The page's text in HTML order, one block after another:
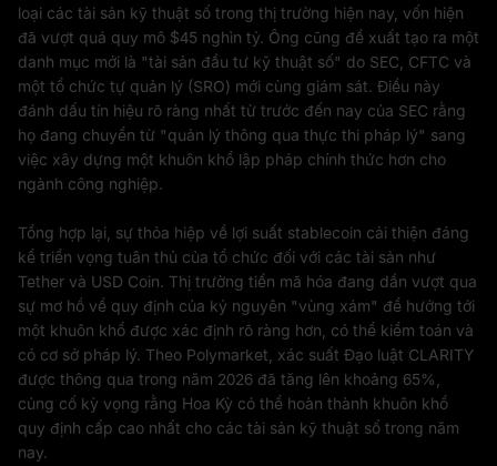
loại các tài sản kỹ thuật số trong thị trường hiện nay, vốn hiện
đã vượt quá quy mô $45 nghìn tỷ. Ông cũng đề xuất tạo ra một
danh mục mới là "tài sản đầu tư kỹ thuật số" do SEC, CFTC và
một tổ chức tự quản lý (SRO) mới cùng giám sát. Điều này
đánh dấu tín hiệu rõ ràng nhất từ trước đến nay của SEC rằng
họ đang chuyển từ "quản lý thông qua thực thi pháp lý" sang
việc xây dựng một khuôn khổ lập pháp chính thức hơn cho
ngành công nghiệp.
Tổng hợp lại, sự thỏa hiệp về lợi suất stablecoin cải thiện đáng
kể triển vọng tuân thủ của tổ chức đối với các tài sản như
Tether và USD Coin. Thị trường tiền mã hóa đang dần vượt qua
sự mơ hồ về quy định của kỷ nguyên "vùng xám" để hướng tới
một khuôn khổ được xác định rõ ràng hơn, có thể kiểm toán và
có cơ sở pháp lý. Theo Polymarket, xác suất Đạo luật CLARITY
được thông qua trong năm 2026 đã tăng lên khoảng 65%,
củng cố kỳ vọng rằng Hoa Kỳ có thể hoàn thành khuôn khổ
quy định cấp cao nhất cho các tài sản kỹ thuật số trong năm
nay.